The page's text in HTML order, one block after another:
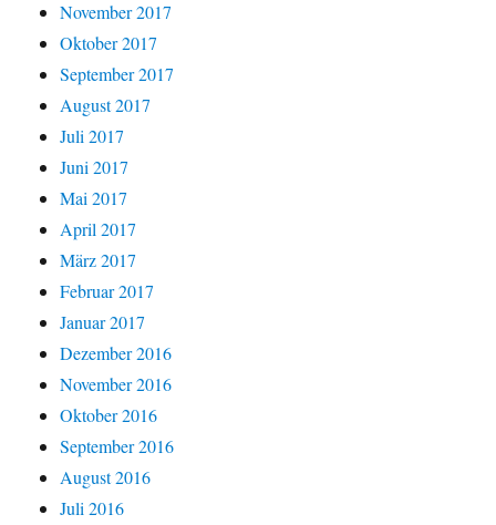
November 2017
Oktober 2017
September 2017
August 2017
Juli 2017
Juni 2017
Mai 2017
April 2017
März 2017
Februar 2017
Januar 2017
Dezember 2016
November 2016
Oktober 2016
September 2016
August 2016
Juli 2016